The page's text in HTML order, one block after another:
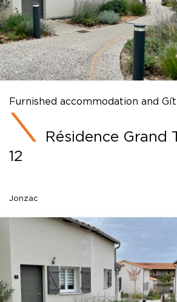
Furnished accommodation and
Résidence Grand
12
Jonzac